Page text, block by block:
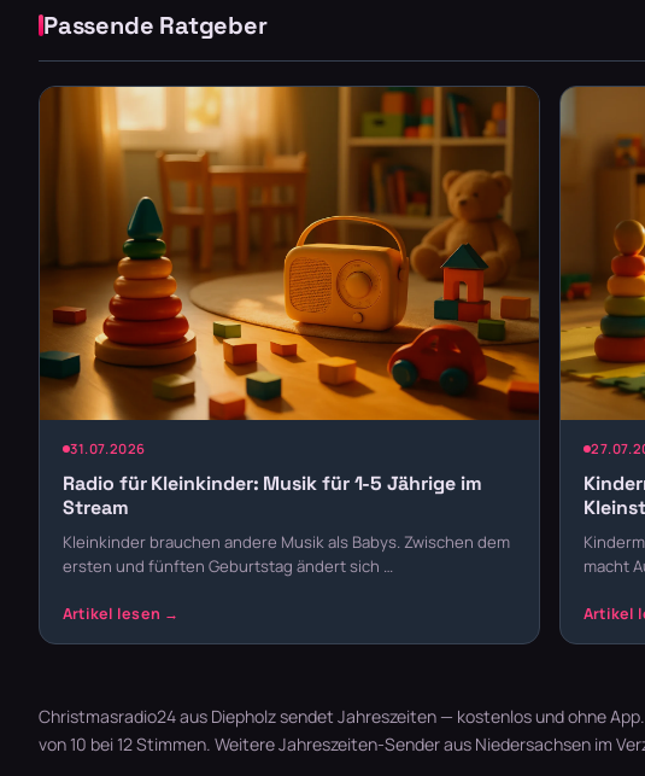
Passende Ratgeber
31.07.2026
Radio für Kleinkinder: Musik für 1-5 Jährige im
Stream
Kleinkinder brauchen andere Musik als Babys. Zwischen dem
ersten und fünften Geburtstag ändert sich …
macht
Christmasradio24 aus Diepholz sendet Jahreszeiten — kostenlos und ohne
von 10 bei 12 Stimmen. WeitereJahreszeiten-Sender aus Niedersachsen im